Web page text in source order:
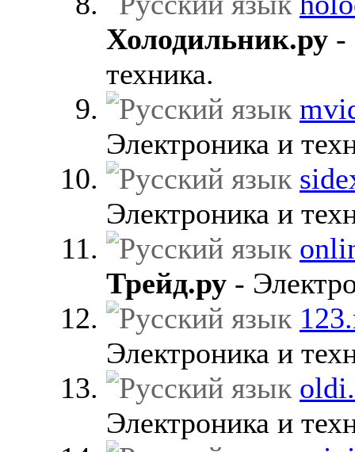
Холодильник.ру -
техника.
Электроника и
Электроника и
Трейд.ру -
Электроника и
Электроника и